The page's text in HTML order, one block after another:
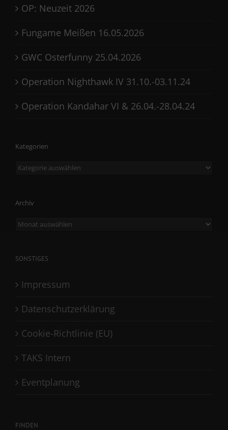
OP: Neuzeit 2026
Fungame Meißen 16.05.2026
GWC Osterfunny 25.04.2026
Operation Nighthawk IV 31.10.-03.11.24
Operation Kandahar VI & 26.04.-28.04.24
Kategorien
Kategorien
Archiv
Archiv
SONSTIGES
Impressum
Datenschutzerklärung
Cookie-Richtlinie (EU)
TAKS Intern
Eventplanung
FINDEN